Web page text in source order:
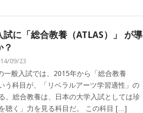
試に「総合教養（ATLAS）」 が導
？
09/23
一般入試では、2015年から「総合教養
う科目が、「リベラルアーツ学習適性」の
。総合教養は、日本の大学入試としては珍
聴く」力を見る科目だ。 この科目 […]